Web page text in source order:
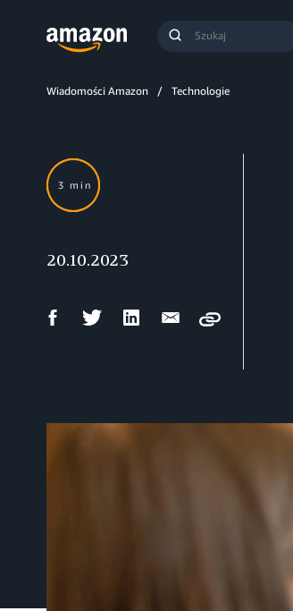
Szukaj
Wiadomości Amazon Technologie
3 min
20.10.2023
UdostępnijUdostępnijUdostępnij
Wyślij
Copy